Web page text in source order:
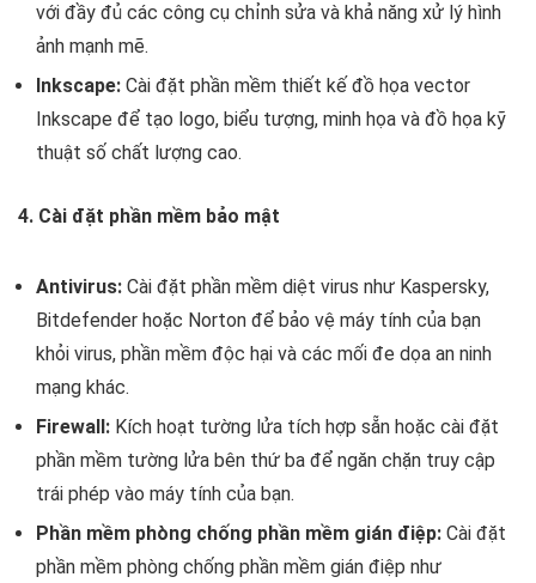
với đầy đủ các công cụ chỉnh sửa và khả năng xử lý hình
ảnh mạnh mẽ.
Inkscape: Cài đặt phần mềm thiết kế đồ họa vector
Inkscape để tạo logo, biểu tượng, minh họa và đồ họa kỹ
thuật số chất lượng cao.
4. Cài đặt phần mềm bảo mật
Antivirus: Cài đặt phần mềm diệt virus như Kaspersky,
Bitdefender hoặc Norton để bảo vệ máy tính của bạn
khỏi virus, phần mềm độc hại và các mối đe dọa an ninh
mạng khác.
Firewall: Kích hoạt tường lửa tích hợp sẵn hoặc cài đặt
phần mềm tường lửa bên thứ ba để ngăn chặn truy cập
trái phép vào máy tính của bạn.
Phần mềm phòng chống phần mềm gián điệp: Cài đặt
phần mềm phòng chống phần mềm gián điệp như